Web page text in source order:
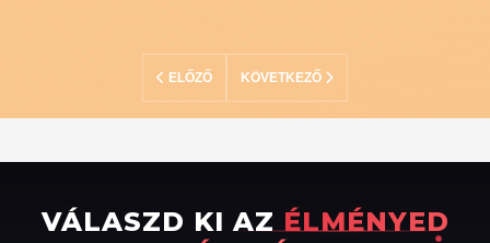
ELŐZŐ KÖVETKEZŐ
VÁLASZD KI AZÉLMÉNYED